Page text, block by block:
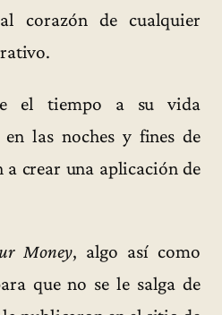
corazón de cualquier
el tiempo a su vida
las noches y fines de
a crear una aplicación de
Money, algo así como
que no se le salga de